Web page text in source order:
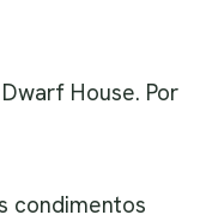
House. Por
condimentos